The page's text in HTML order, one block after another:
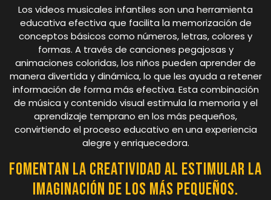
Los videos musicales infantiles son una herramienta
educativa efectiva que facilita la memorización de
conceptos básicos como números, letras, colores y
formas. A través de canciones pegajosas y
animaciones coloridas, los niños pueden aprender de
manera divertida y dinámica, lo que les ayuda a retener
información de forma más efectiva. Esta combinación
de música y contenido visual estimula la memoria y el
aprendizaje temprano en los más pequeños,
convirtiendo el proceso educativo en una experiencia
alegre y enriquecedora.
Fomentan la creatividad al estimular la
imaginación de los más pequeños.